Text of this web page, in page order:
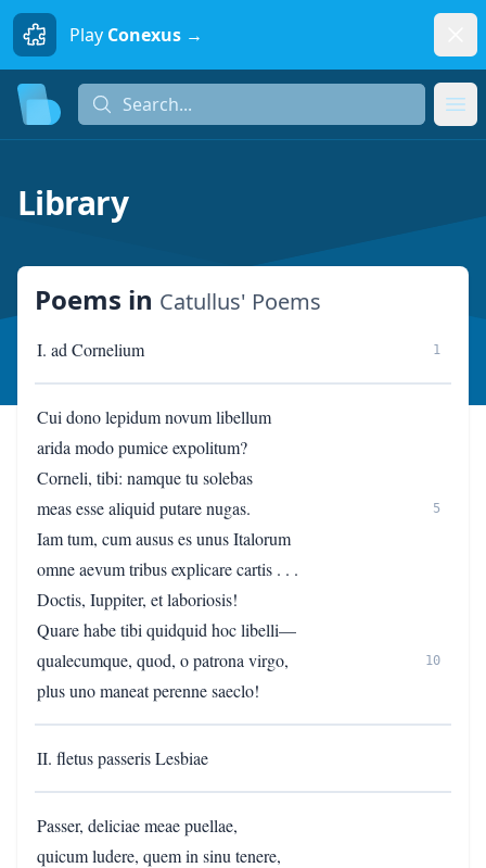
Play Conexus →
Search...
Library
Poems in Catullus' Poems
I. ad Cornelium 1
Cui dono lepidum novum libellum
arida modo pumice expolitum?
Corneli, tibi: namque tu solebas
meas esse aliquid putare nugas.
5
Iam tum, cum ausus es unus Italorum
omne aevum tribus explicare cartis . . .
Doctis, Iuppiter, et laboriosis!
Quare habe tibi quidquid hoc libelli—
qualecumque, quod, o patrona virgo,
10
plus uno maneat perenne saeclo!
II. fletus passeris Lesbiae
Passer, deliciae meae puellae,
quicum ludere, quem in sinu tenere,